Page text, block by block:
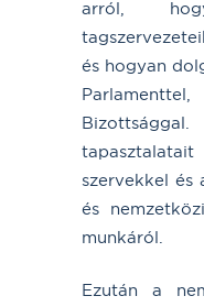
arról,
és hogyan
szervekkel és
és
munkáról.
Ezután a